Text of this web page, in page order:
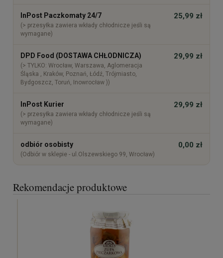
InPost Paczkomaty 24/7
(> przesyłka zawiera wkłady chłodnicze jeśli są
wymagane)
25,99 zł
DPD Food (DOSTAWA CHŁODNICZA)
(> TYLKO: Wrocław, Warszawa, Aglomeracja
Śląska , Kraków, Poznań, Łódź, Trójmiasto,
Bydgoszcz, Toruń, Inowrocław ))
29,99 zł
InPost Kurier
(> przesyłka zawiera wkłady chłodnicze jeśli są
wymagane)
29,99 zł
odbiór osobisty
(Odbiór w sklepie - ul.Olszewskiego 99, Wrocław)
0,00 zł
Rekomendacje produktowe